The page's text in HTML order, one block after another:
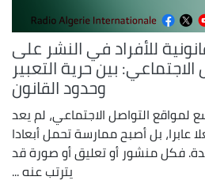
للأفراد في النشر على
بين حرية التعبير
وحدود القانون
لمواقع التواصل الاجتماعي، لم يعد
عابرا، بل أصبح ممارسة تحمل أبعادا
فكل منشور أو تعليق أو صورة قد
يترتب عنه ...